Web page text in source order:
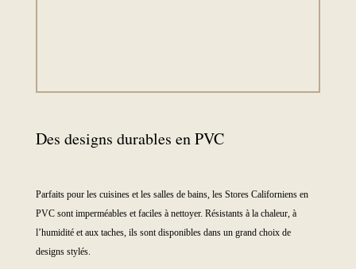
Des designs durables en PVC
Parfaits pour les cuisines et les salles de bains, les Stores Californiens en
PVC sont imperméables et faciles à nettoyer. Résistants à la chaleur, à
l’humidité et aux taches, ils sont disponibles dans un grand choix de
designs stylés.